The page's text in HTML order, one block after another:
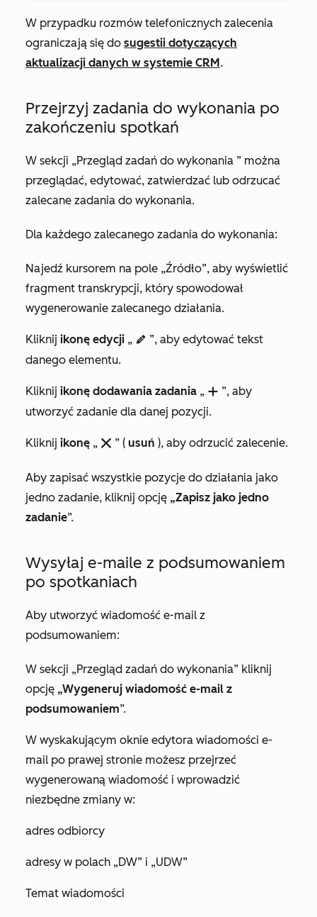
W przypadku rozmów telefonicznych zalecenia
ograniczają się do sugestii dotyczących
aktualizacji danych w systemie CRM .
Przejrzyj zadania do wykonania po
zakończeniu spotkań
W sekcji „Przegląd zadań do wykonania ” można
przeglądać, edytować, zatwierdzać lub odrzucać
zalecane zadania do wykonania.
Dla każdego zalecanego zadania do wykonania:
Najedź kursorem na pole „Źródło”, aby wyświetlić
fragment transkrypcji, który spowodował
wygenerowanie zalecanego działania.
Kliknij ikonę edycji „ edit ”, aby edytować tekst
danego elementu.
Kliknij ikonę dodawania zadania „ add ”, aby
utworzyć zadanie dla danej pozycji.
Kliknij ikonę „ remove ” ( usuń ), aby odrzucić zalecenie.
Aby zapisać wszystkie pozycje do działania jako
jedno zadanie, kliknij opcję „Zapisz jako jedno
zadanie”.
Wysyłaj e-maile z podsumowaniem
po spotkaniach
Aby utworzyć wiadomość e-mail z
podsumowaniem:
W sekcji „Przegląd zadań do wykonania” kliknij
opcję „Wygeneruj wiadomość e-mail z
podsumowaniem”.
W wyskakującym oknie edytora wiadomości e-
mail po prawej stronie możesz przejrzeć
wygenerowaną wiadomość i wprowadzić
niezbędne zmiany w:
adres odbiorcy
adresy w polach „DW” i „UDW”
Temat wiadomości